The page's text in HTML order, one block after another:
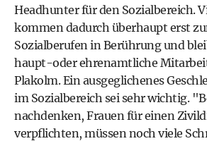
Headhunter für den Sozialbereich.
kommen dadurch überhaupt erst
Sozialberufen in Berührung und
haupt-oder ehrenamtliche
Plakolm. Ein ausgeglichenes
im Sozialbereich sei sehr wichtig.
nachdenken, Frauen für einen
verpflichten, müssen noch viele